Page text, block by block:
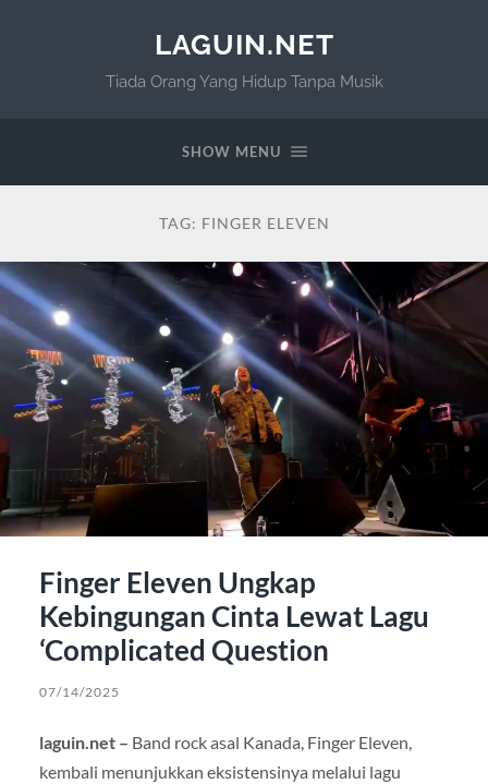
LAGUIN.NET
Tiada Orang Yang Hidup Tanpa Musik
SHOW MENU
TAG: FINGER ELEVEN
Finger Eleven Ungkap
Kebingungan Cinta Lewat Lagu
‘Complicated Question
07/14/2025
laguin.net – Band rock asal Kanada, Finger Eleven,
kembali menunjukkan eksistensinya melalui lagu